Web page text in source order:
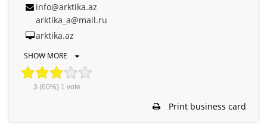
info@arktika.az
arktika_a@mail.ru
arktika.az
SHOW MORE
3 (60%) 1 vote
Print business card